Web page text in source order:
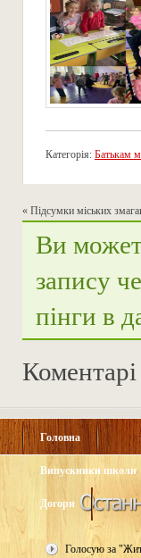
Категорія: Батькам
« Підсумки міських
Ви
запису
пінги в
Коментарі
Головна
Випускники школи
Догори
Голосую за